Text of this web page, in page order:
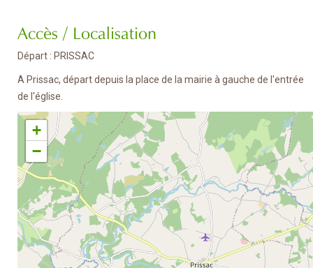
Accès / Localisation
Départ : PRISSAC
A Prissac, départ depuis la place de la mairie à gauche de l'entrée
de l'église.
+
−